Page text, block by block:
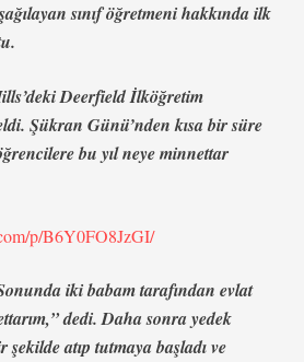
sınıf öğretmeni hakkında ilk
Deerfield İlköğretim
Şükran Günü’nden kısa bir süre
bu yıl neye minnettar
p/B6Y0FO8JzGI/
iki babam tarafından evlat
dedi. Daha sonra yedek
atıp tutmaya başladı ve